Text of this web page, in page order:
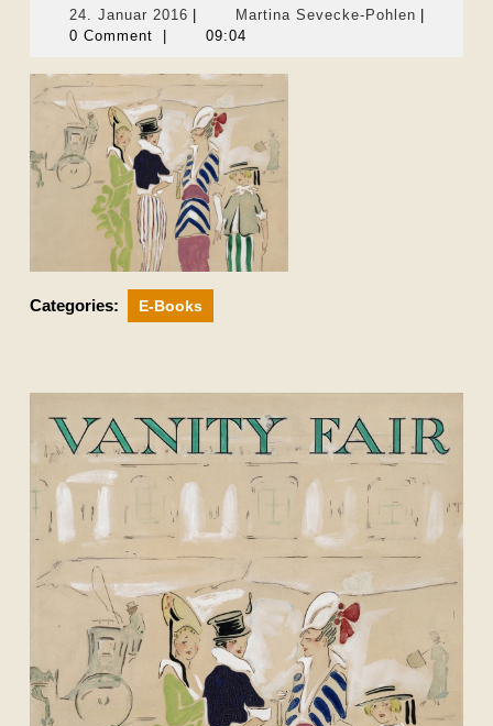
24. Januar 2016 24.
Januar
Martina Sevecke-PohlenMartina
0 Comment
09:04
Categories: E-Books